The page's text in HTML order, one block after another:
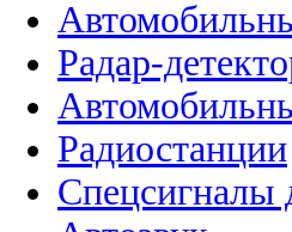
Радар-
Радиостанции
Спецсигналы